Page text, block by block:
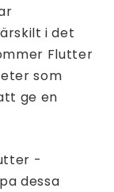
i det
Flutter
som
ge en
-
dessa